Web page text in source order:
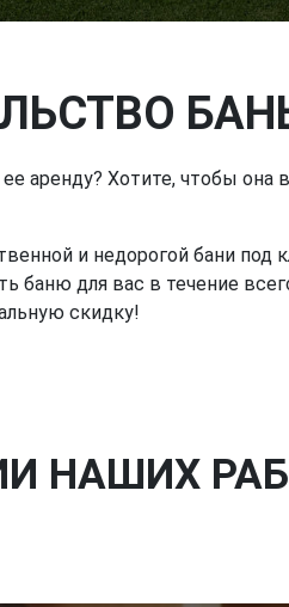
аренду? Хотите, чтобы она
и недорогой бани
для вас в течение
скидку!
НАШИХ